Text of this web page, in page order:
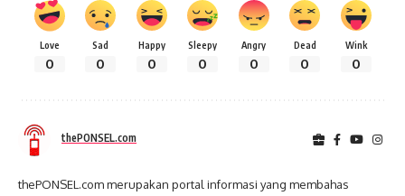
Love
0
Sad
0
Happy
0
Sleepy
0
Angry
0
Dead
0
Wink
0
thePONSEL.com
thePONSEL.com merupakan portal informasi yang membahas